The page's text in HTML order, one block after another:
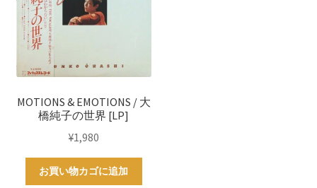
MOTIONS & EMOTIONS / 大
橋純子の世界 [LP]
¥1,980
お買い物カゴに追加